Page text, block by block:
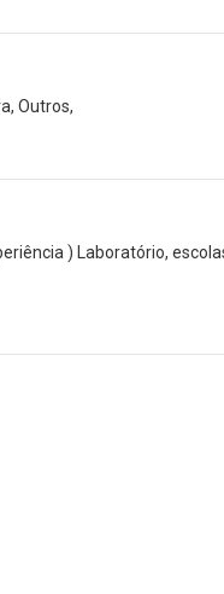
Outros,
) Laboratório,